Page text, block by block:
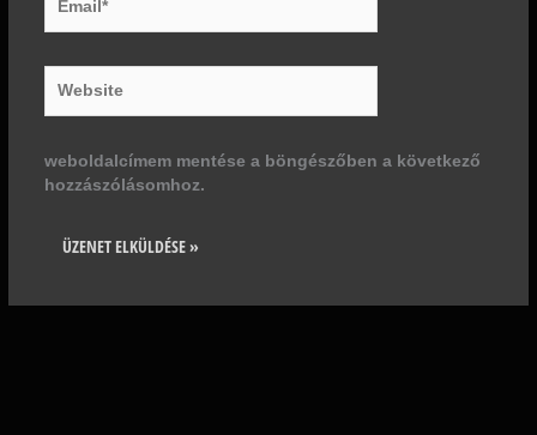
weboldalcímem mentése a böngészőben a következő
hozzászólásomhoz.